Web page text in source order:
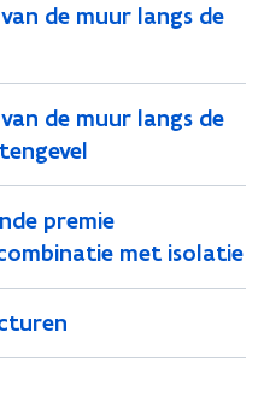
de muur langs de
de muur langs de
premie
met isolatie